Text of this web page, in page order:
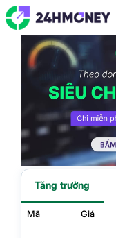
Tăng trưởng
Mã Giá